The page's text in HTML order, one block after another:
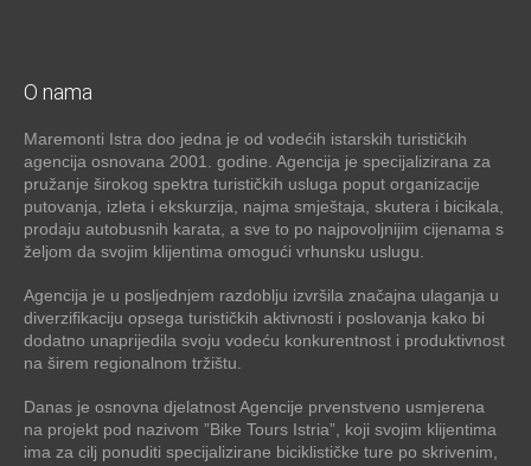
O nama
Maremonti Istra doo jedna je od vodećih istarskih turističkih
agencija osnovana 2001. godine. Agencija je specijalizirana za
pružanje širokog spektra turističkih usluga poput organizacije
putovanja, izleta i ekskurzija, najma smještaja, skutera i bicikala,
prodaju autobusnih karata, a sve to po najpovoljnijim cijenama s
željom da svojim klijentima omogući vrhunsku uslugu.
Agencija je u posljednjem razdoblju izvršila značajna ulaganja u
diverzifikaciju opsega turističkih aktivnosti i poslovanja kako bi
dodatno unaprijedila svoju vodeću konkurentnost i produktivnost
na širem regionalnom tržištu.
Danas je osnovna djelatnost Agencije prvenstveno usmjerena
na projekt pod nazivom ”Bike Tours Istria”, koji svojim klijentima
ima za cilj ponuditi specijalizirane biciklističke ture po skrivenim,